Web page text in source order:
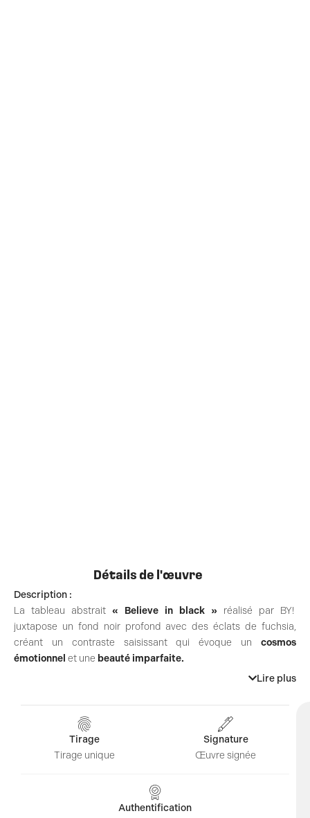
Détails de l'œuvre
Description :
La tableau abstrait « Believe in black » réalisé par BY!
juxtapose un fond noir profond avec des éclats de fuchsia,
créant un contraste saisissant qui évoque un cosmos
émotionnel et une beauté imparfaite.
fuchsia, où l’obscurité est percée par la lumière et la couleur:
voilà l’univers que nous offre l’artiste BY!. À travers cette
création présentée par Amal Gallery, l’artiste nous invite dans un
d’autre choix que de s’envoler.
Le contraste : une danse entre lumière et ténèbres
Lire plus
Tirage
Tirage unique
Signature
Œuvre signée
Authentification